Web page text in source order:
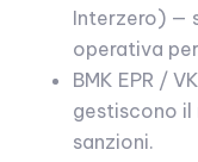
Interzero) —
operativa
BMK EPR /
gestiscono il
sanzioni.